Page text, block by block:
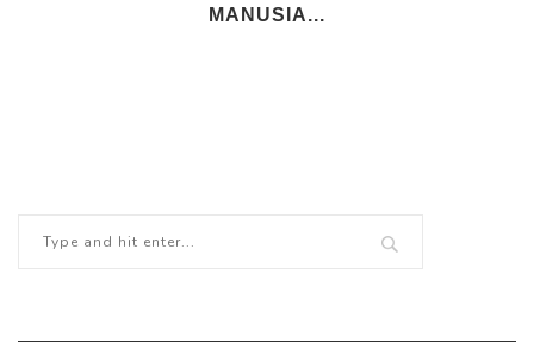
MANUSIA...